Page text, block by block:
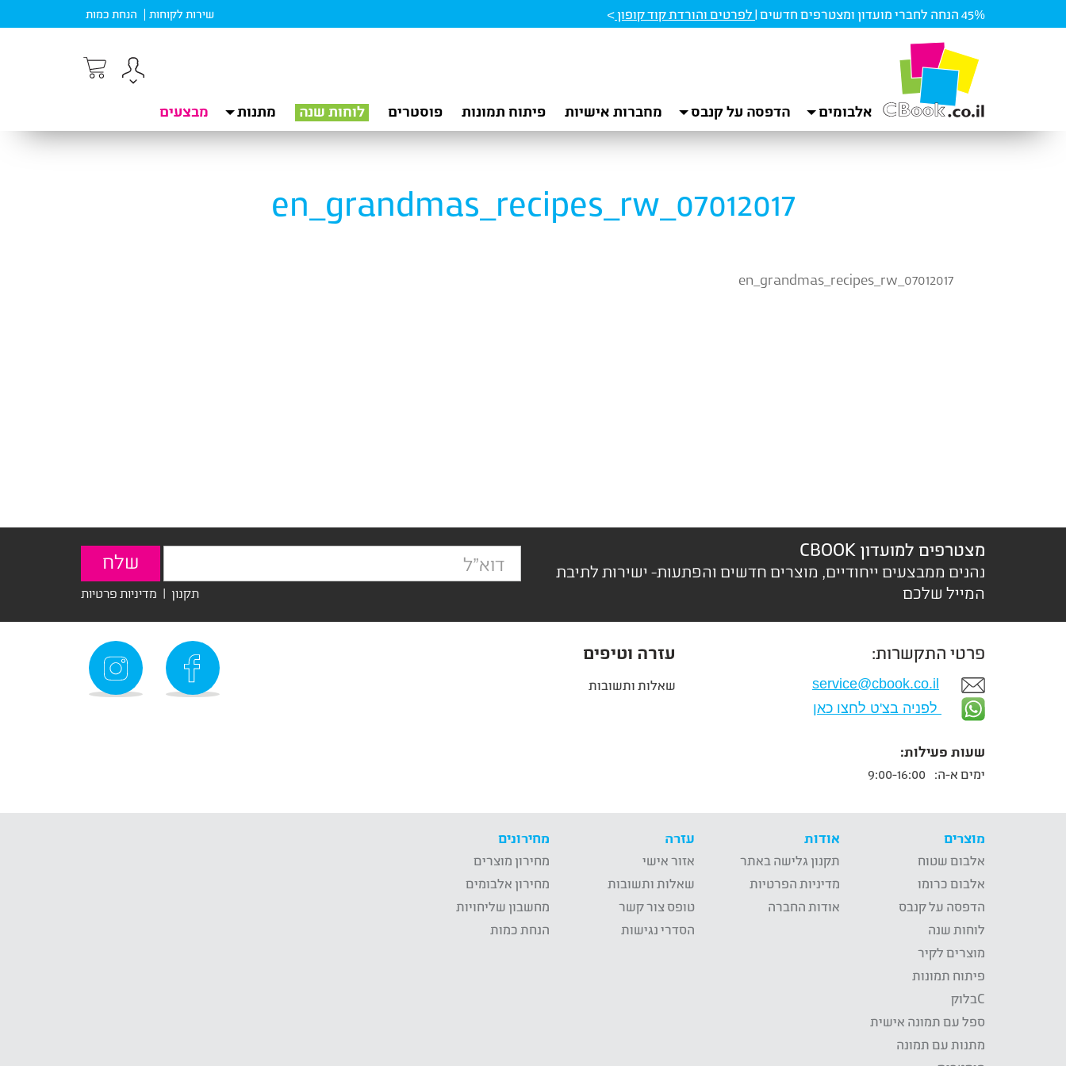
45% הנחה לחברי מועדון ומצטרפים חדשים | לפרטים והורדת קוד קופון> שירות לקוחות הנחת כמות
אלבומים הדפסה על קנבס מחברות אישיות פיתוח תמונות פוסטרים לוחות שנה מתנות מבצעים
en_grandmas_recipes_rw_07012017
en_grandmas_recipes_rw_07012017
מצטרפים למועדון CBOOK
נהנים ממבצעים ייחודיים, מוצרים חדשים והפתעות- ישירות לתיבת
המייל שלכם
תקנון | מדיניות פרטיות
פרטי התקשרות:
service@cbook.co.il
לפניה בצ'ט לחצו כאן
שעות פעילות:
ימים א-ה:
עזרה וטיפים
שאלות ותשובות
מוצרים
אלבום שטוח
אלבום כרומו
הדפסה על קנבס
לוחות שנה
מוצרים לקיר
פיתוח תמונות
Cבלוק
ספל עם תמונה אישית
מתנות עם תמונה
אודות
תקנון גלישה באתר
מדיניות הפרטיות
אודות החברה
עזרה
אזור אישי
שאלות ותשובות
טופס צור קשר
הסדרי נגישות
מחירונים
מחירון מוצרים
מחירון אלבומים
מחשבון שליחויות
הנחת כמות